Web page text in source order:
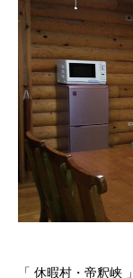
「 休暇村・帝釈峡